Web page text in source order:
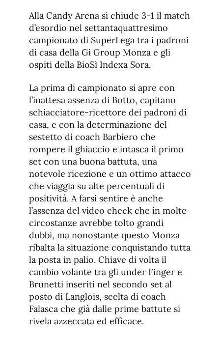
de
fuente
de
fuente.
Alla Candy Arena si chiude 3-1 il match
d’esordio nel settantaquattresimo
campionato di SuperLega tra i padroni
di casa della Gi Group Monza e gli
ospiti della BioSì Indexa Sora.
La prima di campionato si apre con
l’inattesa assenza di Botto, capitano
schiacciatore-ricettore dei padroni di
casa, e con la determinazione del
sestetto di coach Barbiero che
rompere il ghiaccio e intasca il primo
set con una buona battuta, una
notevole ricezione e un ottimo attacco
che viaggia su alte percentuali di
positività. A farsi sentire è anche
l’assenza del video check che in molte
circostanze avrebbe tolto grandi
dubbi, ma nonostante questo Monza
ribalta la situazione conquistando tutta
la posta in palio. Chiave di volta il
cambio volante tra gli under Finger e
Brunetti inseriti nel secondo set al
posto di Langlois, scelta di coach
Falasca che già dalle prime battute si
rivela azzeccata ed efficace.